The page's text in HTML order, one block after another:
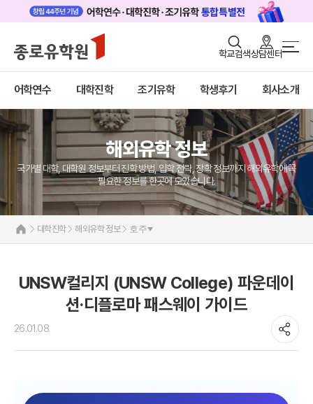
학교검색상담센터
어학연수 대학진학 조기유학 학생후기 회사소개
로그인 회원가입
어학연수
대학진학
조기/캠프
프로그램
학생후기
고객서비스
유학가이드
미국
캐나다
영국
호주
뉴질랜드
일본
네덜란드
해외유학 정보
미국
호주
뉴질랜드
해외유학 정보
국가별 대학, 대학원 정보부터 진학 방법, 입학 전략, 장학 정보까지 해외유학에 꼭
필요한 정보를 한곳에 모았습니다.
대학진학 해외유학 정보 호주
UNSW컬리지 (UNSW College) 파운데이
션·디플로마 패스웨이 가이드
26.01.08